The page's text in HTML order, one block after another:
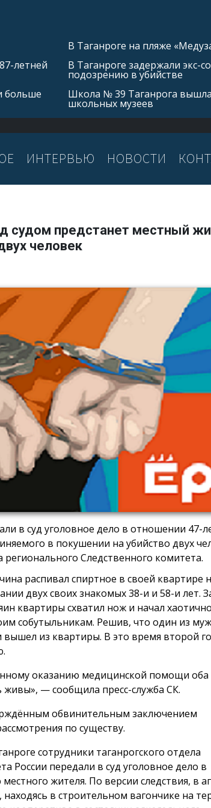
летней
больше
В Таганроге на пляже
В Таганроге задержали экс-
подозрению в убийстве
Школа № 39 Таганрога вышла
школьных музеев
ИНТЕРВЬЮ НОВОСТИ
судом предстанет местный
человек
в суд уголовное дело в отношении 47-
в покушении на убийство двух
регионального Следственного комитета.
распивал спиртное в своей квартире
двух своих знакомых 38-и и 58-и лет.
квартиры схватил нож и начал хаотично
собутыльникам. Решив, что один из
вышел из квартиры. В это время второй
оказанию медицинской помощи оба
живы», — сообщила пресс-служба СК.
обвинительным заключением
по существу.
сотрудники таганрогского отдела
России передали в суд уголовное дело в
жителя. По версии следствия, в
в строительном вагончике на